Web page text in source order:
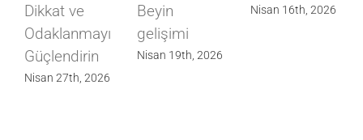
Dikkat ve
Odaklanmayı
Güçlendirin
Nisan 27th, 2026
Beyin
gelişimi
Nisan 19th, 2026
Nisan 16th, 2026